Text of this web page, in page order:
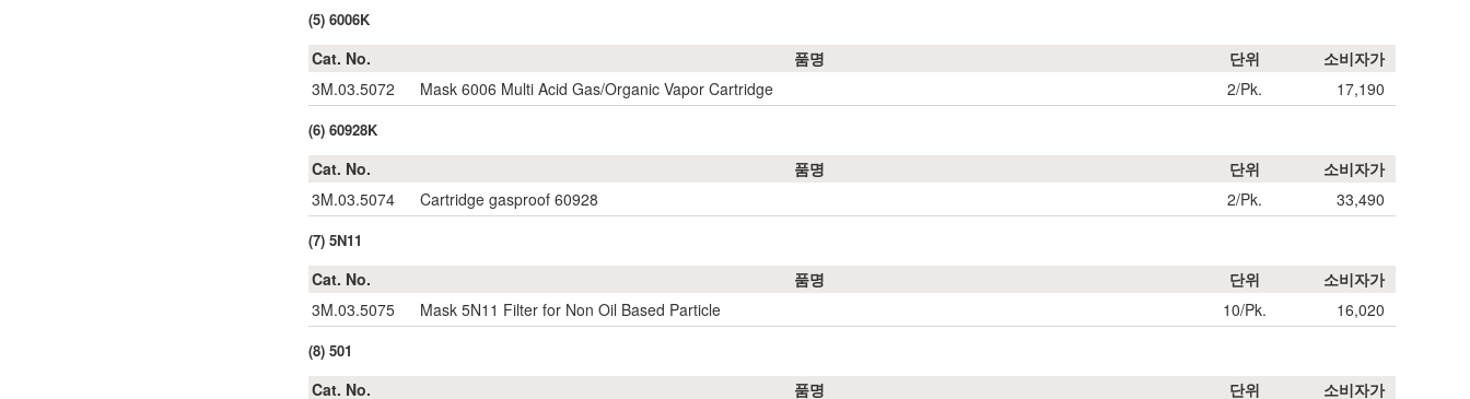
(5) 6006K
Cat. No. 품명 단위
소비자가
3M.03.5072
Mask 6006 Multi Acid Gas/Organic Vapor Cartridge 2/Pk. 17,190
(6) 60928K
Cat. No. 품명 단위
소비자가
3M.03.5074
Cartridge gasproof 60928 2/Pk. 33,490
(7) 5N11
Cat. No. 품명 단위
소비자가
3M.03.5075
Mask 5N11 Filter for Non Oil Based Particle 10/Pk. 16,020
(8) 501
Cat. No. 품명 단위 소비자가